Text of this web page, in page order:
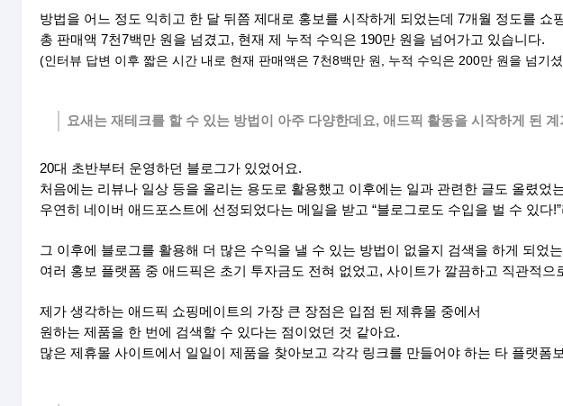
방법을 어느 정도 익히고 한 달 뒤쯤 제대로 홍보를 시작하게 되었는데 7개월 정도를 쇼
총 판매액 7천7백만 원을 넘겼고, 현재 제 누적 수익은 190만 원을 넘어가고 있습니다.
(인터뷰 답변 이후 짧은 시간 내로 현재 판매액은 7천8백만 원, 누적 수익은 200만 원을 넘기
요새는 재테크를 할 수 있는 방법이 아주 다양한데요, 애드픽 활동을 시작하게 된
20대 초반부터 운영하던 블로그가 있었어요.
처음에는 리뷰나 일상 등을 올리는 용도로 활용했고 이후에는 일과 관련한 글도 올렸었
우연히 네이버 애드포스트에 선정되었다는 메일을 받고 “블로그로도 수입을 벌 수 있다
그 이후에 블로그를 활용해 더 많은 수익을 낼 수 있는 방법이 없을지 검색을 하게 되었는
여러 홍보 플랫폼 중 애드픽은 초기 투자금도 전혀 없었고, 사이트가 깔끔하고 직관적
제가 생각하는 애드픽 쇼핑메이트의 가장 큰 장점은 입점 된 제휴몰 중에서
원하는 제품을 한 번에 검색할 수 있다는 점이었던 것 같아요.
많은 제휴몰 사이트에서 일일이 제품을 찾아보고 각각 링크를 만들어야 하는 타 플랫폼